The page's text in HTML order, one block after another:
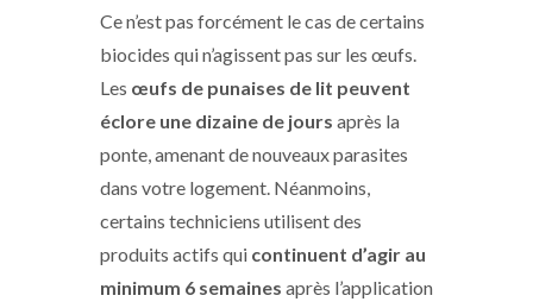
Ce n’est pas forcément le cas de certains
biocides qui n’agissent pas sur les œufs.
Les œufs de punaises de lit peuvent
éclore une dizaine de jours après la
ponte, amenant de nouveaux parasites
dans votre logement. Néanmoins,
certains techniciens utilisent des
produits actifs qui continuent d’agir au
minimum 6 semaines après l’application